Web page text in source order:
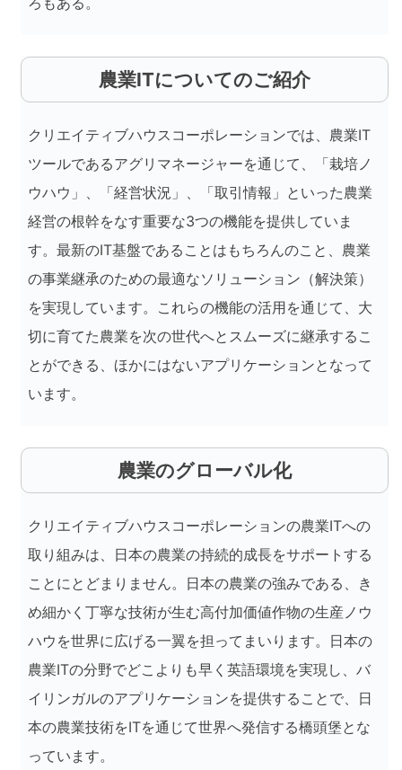
農業ITについてのご紹介
クリエイティブハウスコーポレーションでは、農業IT
ツールであるアグリマネージャーを通じて、「栽培ノ
ウハウ」、「経営状況」、「取引情報」といった農業
経営の根幹をなす重要な3つの機能を提供していま
す。最新のIT基盤であることはもちろんのこと、農業
の事業継承のための最適なソリューション（解決策）
を実現しています。これらの機能の活用を通じて、大
切に育てた農業を次の世代へとスムーズに継承するこ
とができる、ほかにはないアプリケーションとなって
います。
農業のグローバル化
クリエイティブハウスコーポレーションの農業ITへの
取り組みは、日本の農業の持続的成長をサポートする
ことにとどまりません。日本の農業の強みである、き
め細かく丁寧な技術が生む高付加価値作物の生産ノウ
ハウを世界に広げる一翼を担ってまいります。日本の
農業ITの分野でどこよりも早く英語環境を実現し、バ
イリンガルのアプリケーションを提供することで、日
本の農業技術をITを通じて世界へ発信する橋頭堡とな
っています。